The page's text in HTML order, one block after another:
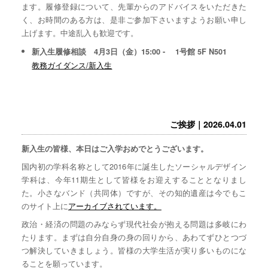
ます。履修登録について、先輩からのアドバイスをいただきた
く、お時間のある方は、是非ご参加下さいますようお願い申し
上げます。中途乱入も歓迎です。
新入生履修相談 4月3日（金）15:00 - 1号館 5F N501
教務ガイダンス/新入生
ご挨拶｜2026.04.01
新入生の皆様、本日はご入学おめでとうございます。
国内初の学科名称として2016年に誕生したソーシャルデザイン
学科は、今年11期生として皆様をお迎えすることとなりまし
た。小さなバンド（共同体）ですが、その知的遺産は今でもこ
のサイト上にアーカイブされています。
政治・経済の問題のみならず現代社会が抱える問題は多岐にわ
たります。まずは自分自身の身の回りから、あわてずひとつづ
つ解決していきましょう。皆様の大学生活が実り多いものにな
ることを願っています。